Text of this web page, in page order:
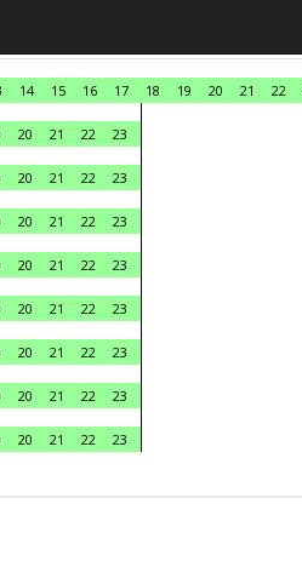
14 15 16 17 18 19 20 21 22
20 21 22
23
20 21 22
23
20 21 22
23
20 21 22
23
20 21 22
23
20 21 22
23
20 21 22
23
20 21 22
23